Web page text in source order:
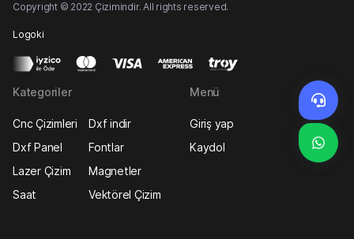
Copyright © 2022 Çizimindir. All rights reserved.
Logoki
Kategoriler
Cnc Çizimleri
Dxf indir
Dxf Panel
Fontlar
Lazer Çizim
Magnetler
Saat
Vektörel Çizim
Menü
Giriş yap
Kaydol